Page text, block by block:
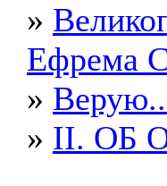
»
Ефрема
»
» II. ОБ